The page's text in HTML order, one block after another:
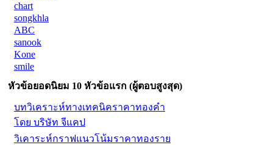
chart
songkhla
ABC
sanook
Kone
smile
หัวข้อยอดนิยม 10 หัวข้อแรก (ผู้ตอบสูงสุด)
บทวิเคราะห์ทางเทคนิคราคาทองคำ
โดย บริษัท จีแคป
วิเคาระห์กราฟแนวโน้มราคาทองราย